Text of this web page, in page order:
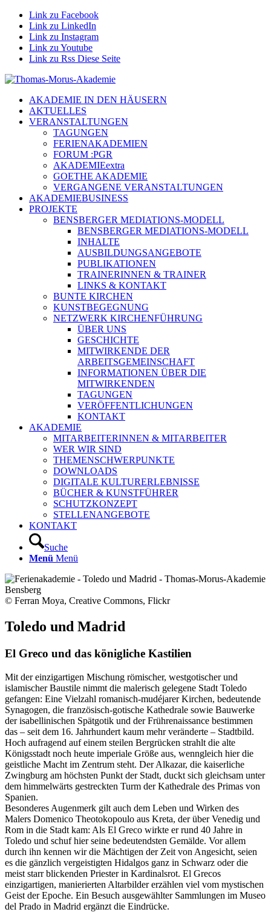
Link zu Facebook
Link zu LinkedIn
Link zu Instagram
Link zu Youtube
Link zu Rss Diese Seite
AKADEMIE IN DEN HÄUSERN
AKTUELLES
VERANSTALTUNGEN
TAGUNGEN
FERIENAKADEMIEN
FORUM :PGR
AKADEMIEextra
GOETHE AKADEMIE
VERGANGENE VERANSTALTUNGEN
AKADEMIEBUSINESS
PROJEKTE
BENSBERGER MEDIATIONS-MODELL
BENSBERGER MEDIATIONS-MODELL
INHALTE
AUSBILDUNGSANGEBOTE
PUBLIKATIONEN
TRAINERINNEN & TRAINER
LINKS & KONTAKT
BUNTE KIRCHEN
KUNSTBEGEGNUNG
NETZWERK KIRCHENFÜHRUNG
ÜBER UNS
GESCHICHTE
MITWIRKENDE DER
ARBEITSGEMEINSCHAFT
INFORMATIONEN ÜBER DIE
MITWIRKENDEN
TAGUNGEN
VERÖFFENTLICHUNGEN
KONTAKT
AKADEMIE
MITARBEITERINNEN & MITARBEITER
WER WIR SIND
THEMENSCHWERPUNKTE
DOWNLOADS
DIGITALE KULTURERLEBNISSE
BÜCHER & KUNSTFÜHRER
SCHUTZKONZEPT
STELLENANGEBOTE
KONTAKT
Suche
Menü Menü
© Ferran Moya, Creative Commons, Flickr
Toledo und Madrid
El Greco und das königliche Kastilien
Mit der einzigartigen Mischung römischer, westgotischer und
islamischer Baustile nimmt die malerisch gelegene Stadt Toledo
gefangen: Eine Vielzahl romanisch-mudéjarer Kirchen, bedeutende
Synagogen, die französisch-gotische Kathedrale sowie Bauwerke
der isabellinischen Spätgotik und der Frührenaissance bestimmen
das – seit dem 16. Jahrhundert kaum mehr veränderte – Stadtbild.
Hoch aufragend auf einem steilen Bergrücken strahlt die alte
Königsstadt noch heute imperiale Größe aus, wenngleich hier die
geistliche Macht im Zentrum steht. Der Alkazar, die kaiserliche
Zwingburg am höchsten Punkt der Stadt, duckt sich gleichsam unter
dem himmelwärts gestreckten Turm der Kathedrale des Primas von
Spanien.
Besonderes Augenmerk gilt auch dem Leben und Wirken des
Malers Domenico Theotokopoulo aus Kreta, der über Venedig und
Rom in die Stadt kam: Als El Greco wirkte er rund 40 Jahre in
Toledo und schuf hier seine bedeutendsten Gemälde. Vor allem
durch ihn kennen wir die Mächtigen der Zeit von Angesicht, seien
es die gänzlich vergeistigten Hidalgos ganz in Schwarz oder die
meist starr blickenden Priester in Kardinalsrot. El Grecos
einzigartigen, manierierten Altarbilder erzählen viel vom mystischen
Geist der Epoche. Ein Besuch ausgewählter Sammlungen im Museo
del Prado in Madrid ergänzt die Eindrücke.